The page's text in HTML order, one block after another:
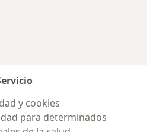
y cookies
para determinados